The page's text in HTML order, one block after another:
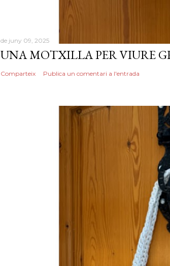
de juny 09, 2025
UNA MOTXILLA PER VIURE
Comparteix Publica un comentari a l'entrada